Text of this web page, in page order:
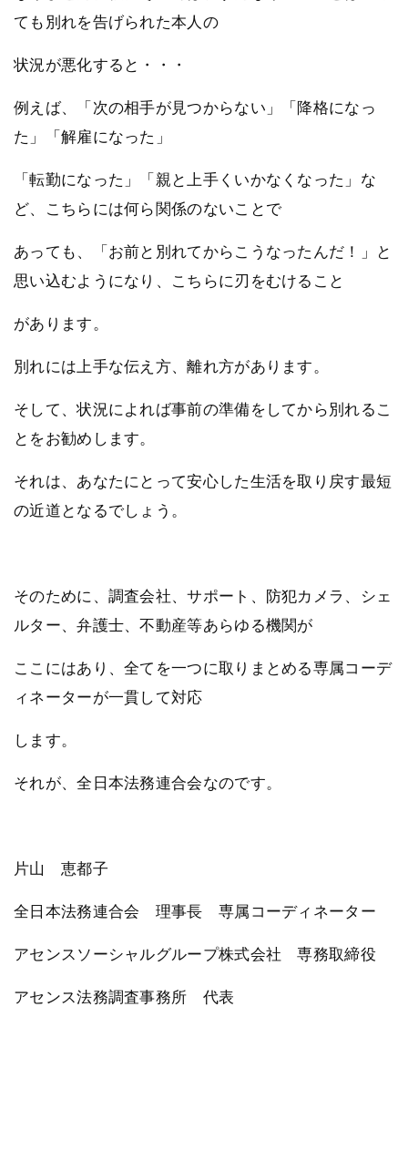
ても別れを告げられた本人の
状況が悪化すると・・・
例えば、「次の相手が見つからない」「降格になっ
た」「解雇になった」
「転勤になった」「親と上手くいかなくなった」な
ど、こちらには何ら関係のないことで
あっても、「お前と別れてからこうなったんだ！」と
思い込むようになり、こちらに刃をむけること
があります。
別れには上手な伝え方、離れ方があります。
そして、状況によれば事前の準備をしてから別れるこ
とをお勧めします。
それは、あなたにとって安心した生活を取り戻す最短
の近道となるでしょう。
そのために、調査会社、サポート、防犯カメラ、シェ
ルター、弁護士、不動産等あらゆる機関が
ここにはあり、全てを一つに取りまとめる専属コーデ
ィネーターが一貫して対応
します。
それが、全日本法務連合会なのです。
片山 恵都子
全日本法務連合会 理事長 専属コーディネーター
アセンスソーシャルグループ株式会社 専務取締役
アセンス法務調査事務所 代表